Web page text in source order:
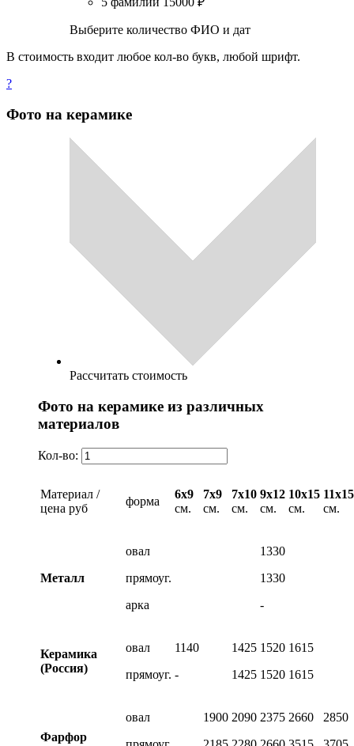
Выберите количество ФИО и дат
В стоимость входит любое кол-во букв, любой шрифт.
?
Фото на керамике
Рассчитать стоимость
Фото на керамике из различных
материалов
Кол-во:
Материал /
цена руб
форма
6х9
см.
7х9
см.
7х10
см.
9х12
см.
10х15
см.
11х15
см.
Металл
овал
прямоуг.
арка
1330
1330
-
Керамика
(Россия)
овал
прямоуг.
1140
-
1425
1425
1520
1520
1615
1615
Фарфор
овал
1900 2090 2375 2660
2850